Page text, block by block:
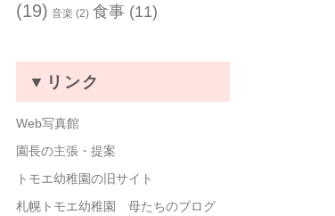
(19) 音楽 (2) 食事 (11)
▼リンク
Web写真館
園長の主張・提案
トモエ幼稚園の旧サイト
札幌トモエ幼稚園 母たちのブログ